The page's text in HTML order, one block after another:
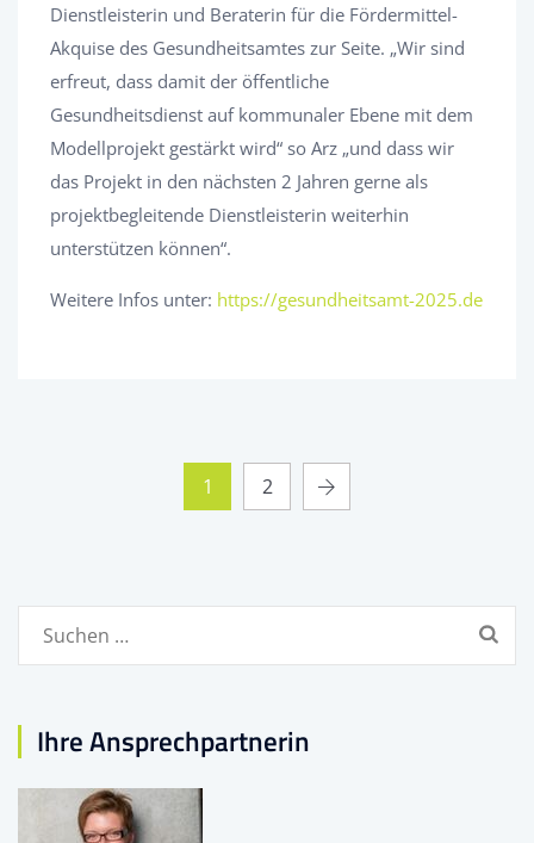
Dienstleisterin und Beraterin für die Fördermittel-
Akquise des Gesundheitsamtes zur Seite. „Wir sind
erfreut, dass damit der öffentliche
Gesundheitsdienst auf kommunaler Ebene mit dem
Modellprojekt gestärkt wird“ so Arz „und dass wir
das Projekt in den nächsten 2 Jahren gerne als
projektbegleitende Dienstleisterin weiterhin
unterstützen können“.
Weitere Infos unter: https://gesundheitsamt-2025.de
1 2
Ihre Ansprechpartnerin